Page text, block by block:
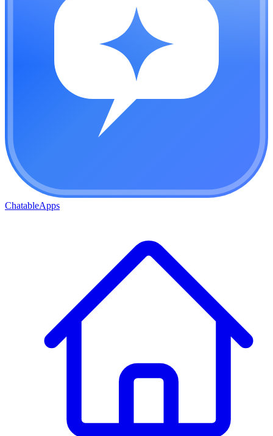
ChatableApps